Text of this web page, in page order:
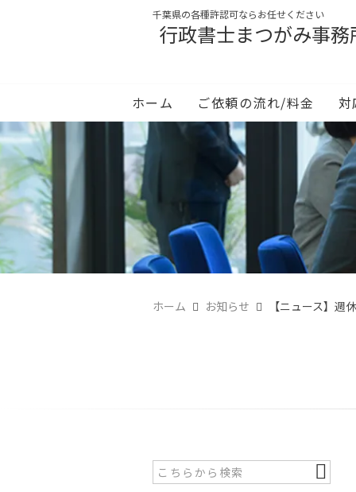
千葉県の各種許認可ならお任せください
行政書士まつがみ事務
ホーム ご依頼の流れ/料金 対
ホーム お知らせ 【ニュース】